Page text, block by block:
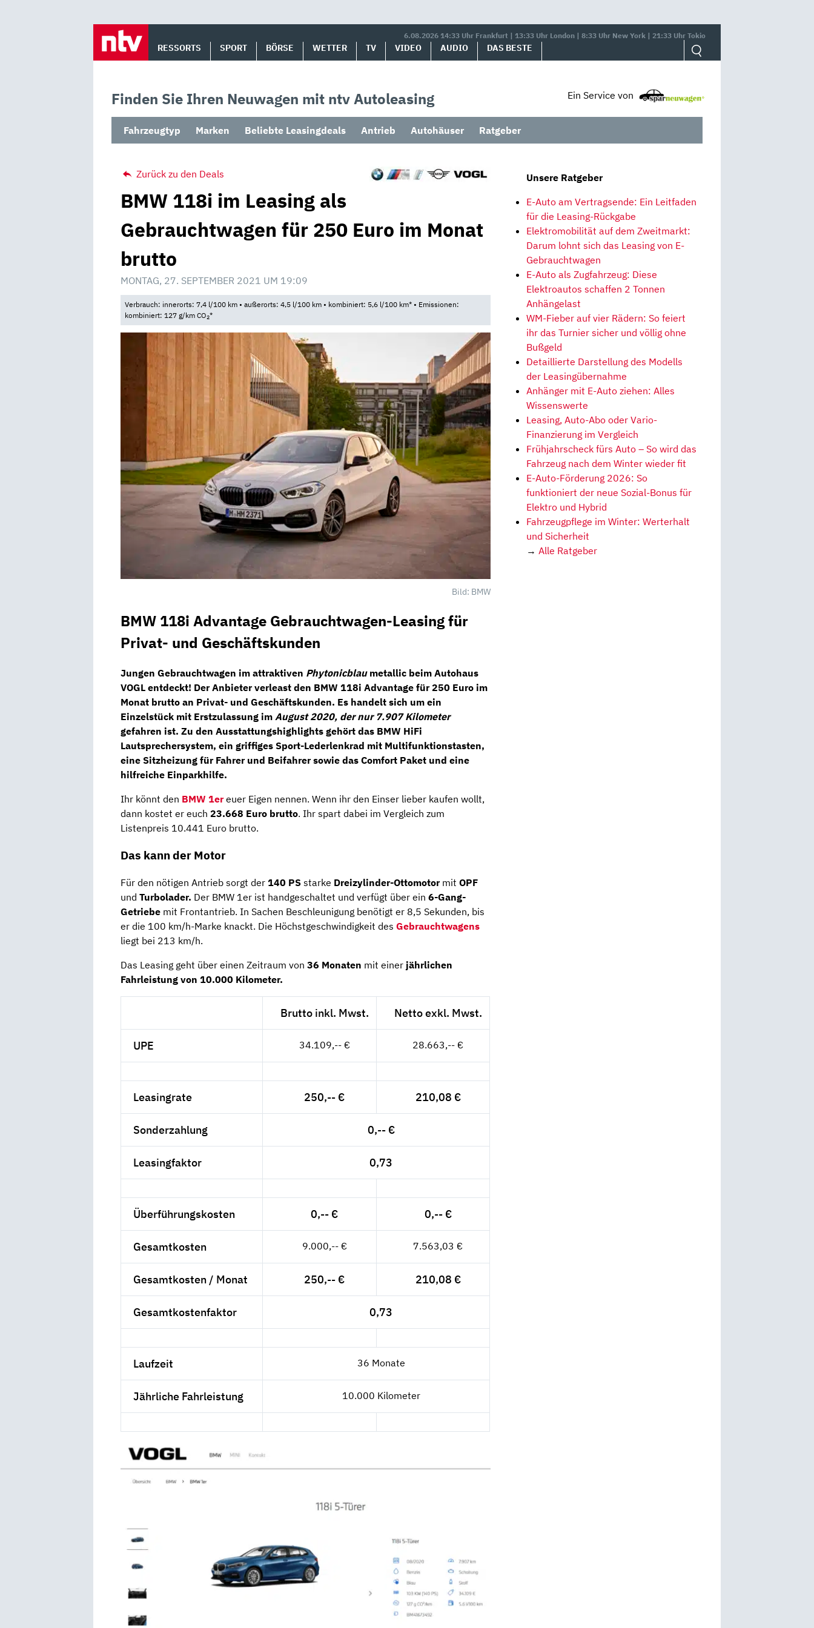
6.08.2026 14:33 Uhr Frankfurt | 13:33 Uhr London | 8:33 Uhr New York | 21:33 Uhr Tokio
RESSORTS SPORT BÖRSE WETTER TV VIDEO AUDIO DAS BESTE
Finden Sie Ihren Neuwagen mit ntv Autoleasing Ein Service von
Fahrzeugtyp Marken Beliebte Leasingdeals Antrieb Autohäuser Ratgeber
Zurück zu den Deals
BMW 118i im Leasing als
Gebrauchtwagen für 250 Euro im Monat
brutto
MONTAG, 27. SEPTEMBER 2021 UM 19:09
Verbrauch: innerorts: 7,4 l/100 km • außerorts: 4,5 l/100 km • kombiniert: 5,6 l/100 km* • Emissionen:
kombiniert: 127 g/km CO2*
Bild: BMW
BMW 118i Advantage Gebrauchtwagen-Leasing für
Privat- und Geschäftskunden
Jungen Gebrauchtwagen im attraktiven Phytonicblaumetallic beim Autohaus
VOGL entdeckt! Der Anbieter verleast den BMW 118i Advantage für250 Euro im
Monat brutto an Privat- und Geschäftskunden. Es handelt sich um ein
Einzelstück mit Erstzulassung im August 2020, der nur 7.907 Kilometer
gefahren ist. Zu den Ausstattungshighlights gehört das BMW HiFi
Lautsprechersystem, ein griffiges Sport-Lederlenkrad mit Multifunktionstasten,
eine Sitzheizung für Fahrer und Beifahrer sowie das Comfort Paket und eine
hilfreiche Einparkhilfe.
Ihr könnt den BMW 1ereuer Eigen nennen. Wenn ihr den Einser lieber kaufen wollt,
dann kostet er euch 23.668 Euro brutto. Ihr spart dabei im Vergleich zum
Listenpreis 10.441 Euro brutto.
Das kann der Motor
Für den nötigen Antrieb sorgt der 140 PS starke Dreizylinder-Ottomotormit OPF
und Turbolader. Der BMW 1er ist handgeschaltet und verfügt über ein 6-Gang-
Getriebe mit Frontantrieb. In Sachen Beschleunigung benötigt er 8,5 Sekunden, bis
er die 100 km/h-Marke knackt. Die Höchstgeschwindigkeit des Gebrauchtwagens
liegt bei 213 km/h.
Das Leasing geht über einen Zeitraum von 36 Monaten mit einer jährlichen
Fahrleistung von 10.000 Kilometer.
Brutto inkl. Mwst. Netto exkl. Mwst.
UPE 34.109,-- € 28.663,-- €
Leasingrate 250,-- € 210,08 €
Sonderzahlung 0,-- €
Leasingfaktor 0,73
Überführungskosten 0,-- € 0,-- €
Gesamtkosten 9.000,-- € 7.563,03 €
Gesamtkosten / Monat 250,-- € 210,08 €
Gesamtkostenfaktor 0,73
Laufzeit 36 Monate
Jährliche Fahrleistung 10.000 Kilometer
Unsere Ratgeber
E-Auto am Vertragsende: Ein Leitfaden
für die Leasing-Rückgabe
Elektromobilität auf dem Zweitmarkt:
Darum lohnt sich das Leasing von E-
Gebrauchtwagen
E-Auto als Zugfahrzeug: Diese
Elektroautos schaffen 2 Tonnen
Anhängelast
WM-Fieber auf vier Rädern: So feiert
ihr das Turnier sicher und völlig ohne
Bußgeld
Detaillierte Darstellung des Modells
der Leasingübernahme
Anhänger mit E-Auto ziehen: Alles
Wissenswerte
Leasing, Auto-Abo oder Vario-
Finanzierung im Vergleich
Frühjahrscheck fürs Auto – So wird das
Fahrzeug nach dem Winter wieder fit
E-Auto-Förderung 2026: So
funktioniert der neue Sozial-Bonus für
Elektro und Hybrid
Fahrzeugpflege im Winter: Werterhalt
und Sicherheit
→ Alle Ratgeber